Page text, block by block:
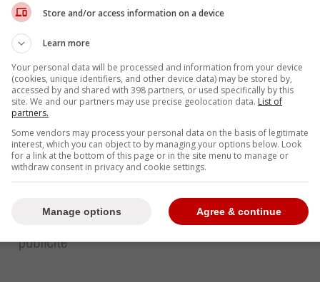
match de trois points, établissant un
d'aides en une saison par une recrue (57) et
la LNH pour le nombre de points en une
Store and/or access information on a device
Learn more
Your personal data will be processed and information from your device
(cookies, unique identifiers, and other device data) may be stored by,
accessed by and shared with 398 partners, or used specifically by this
site. We and our partners may use precise geolocation data. List of
partners.
Some vendors may process your personal data on the basis of legitimate
interest, which you can object to by managing your options below. Look
for a link at the bottom of this page or in the site menu to manage or
withdraw consent in privacy and cookie settings.
Agree & continue
Manage options